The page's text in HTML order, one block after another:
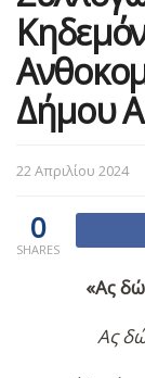
Δήμου
22 Απριλίου 2024
0
SHARES
«Ας
Ας